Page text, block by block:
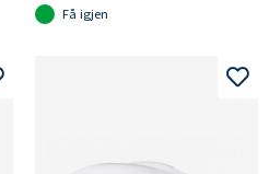
Få igjen